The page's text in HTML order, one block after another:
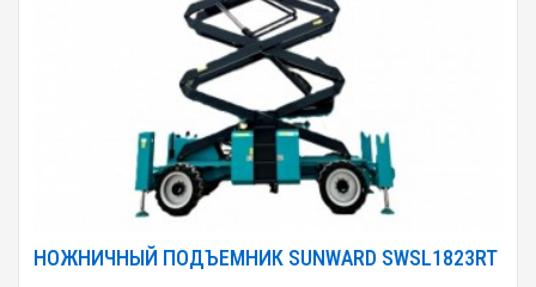
НОЖНИЧНЫЙ ПОДЪЕМНИК SUNWARD SWSL1823RT